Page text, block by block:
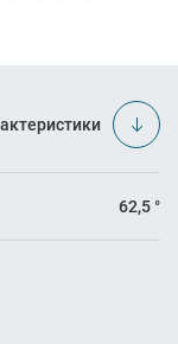
62,5 °